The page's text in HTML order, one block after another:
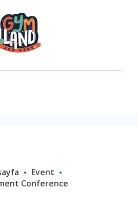
Event
Conference